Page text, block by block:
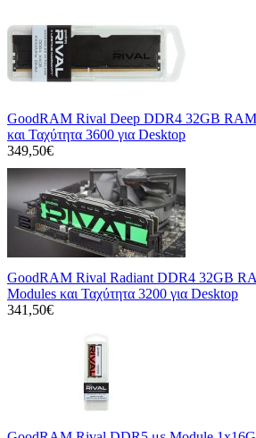
GoodRAM Rival Deep DDR4 32GB
και Ταχύτητα 3600 για Desktop
349,50€
GoodRAM Rival Radiant DDR4 32GB
Modules και Ταχύτητα 3200 για Desktop
341,50€